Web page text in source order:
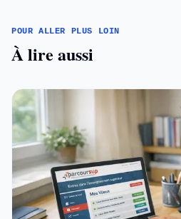
POUR ALLER PLUS LOIN
À lire aussi